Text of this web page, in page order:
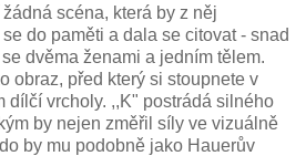
scéna, která by z něj
do paměti a dala se citovat - snad
dvěma ženami a jedním tělem.
obraz, před který si stoupnete v
dílčí vrcholy. ,,K" postrádá silného
by nejen změřil síly ve vizuálně
by mu podobně jako Hauerův